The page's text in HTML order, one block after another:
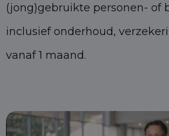
(jong)gebruikte personen- of
inclusief onderhoud,
vanaf 1 maand.